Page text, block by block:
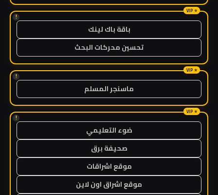
!
باقة باك لينك
تحسين محركات البحث
!
ماسنجر المسلم
!
ضوء التعليمي
صحيفة برق
موقع اشراقات
موقع اشراق اون لاين